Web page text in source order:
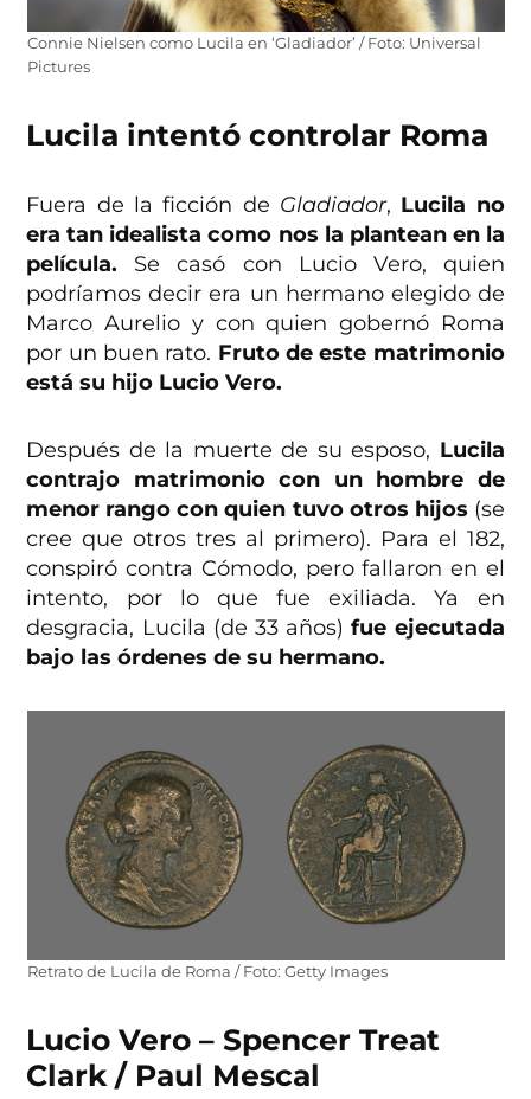
Connie Nielsen como Lucila en ‘Gladiador’ / Foto: Universal
Pictures
Lucila intentó controlar Roma
Fuera de la ficción de Gladiador, Lucila no
era tan idealista como nos la plantean en la
película. Se casó con Lucio Vero, quien
podríamos decir era un hermano elegido de
Marco Aurelio y con quien gobernó Roma
por un buen rato. Fruto de este matrimonio
está su hijo Lucio Vero.
Después de la muerte de su esposo, Lucila
contrajo matrimonio con un hombre de
menor rango con quien tuvo otros hijos (se
cree que otros tres al primero). Para el 182,
conspiró contra Cómodo, pero fallaron en el
intento, por lo que fue exiliada. Ya en
desgracia, Lucila (de 33 años)fue ejecutada
bajo las órdenes de su hermano.
Retrato de Lucila de Roma / Foto: Getty Images
Lucio Vero – Spencer Treat
Clark / Paul Mescal